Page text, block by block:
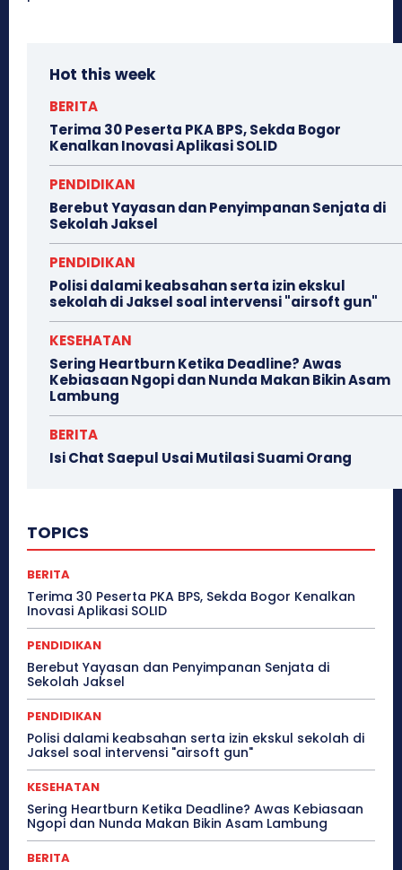
Hot this week
BERITA
Terima 30 Peserta PKA BPS, Sekda Bogor
Kenalkan Inovasi Aplikasi SOLID
PENDIDIKAN
Berebut Yayasan dan Penyimpanan Senjata di
Sekolah Jaksel
PENDIDIKAN
Polisi dalami keabsahan serta izin ekskul
sekolah di Jaksel soal intervensi "airsoft gun"
KESEHATAN
Sering Heartburn Ketika Deadline? Awas
Kebiasaan Ngopi dan Nunda Makan Bikin Asam
Lambung
BERITA
Isi Chat Saepul Usai Mutilasi Suami Orang
TOPICS
BERITA
Terima 30 Peserta PKA BPS, Sekda Bogor Kenalkan
Inovasi Aplikasi SOLID
PENDIDIKAN
Berebut Yayasan dan Penyimpanan Senjata di
Sekolah Jaksel
PENDIDIKAN
Polisi dalami keabsahan serta izin ekskul sekolah di
Jaksel soal intervensi "airsoft gun"
KESEHATAN
Sering Heartburn Ketika Deadline? Awas Kebiasaan
Ngopi dan Nunda Makan Bikin Asam Lambung
BERITA